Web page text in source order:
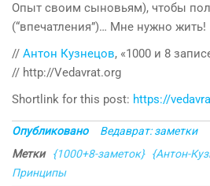
Опыт своим сыновьям), чтобы
(“впечатления”)… Мне нужно жить!
// Антон Кузнецов, «1000 и 8
// http://Vedavrat.org
Shortlink for this post: https://
Опубликовано
Ведаврат: заметки
Метки
{1000+8-заметок} {Антон-
Принципы